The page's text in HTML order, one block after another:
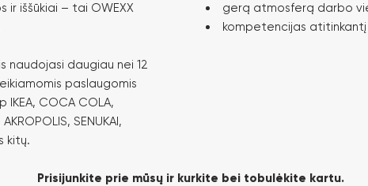
ir iššūkiai – tai OWEXX
naudojasi daugiau nei 12
paslaugomis
COCA COLA,
SENUKAI,
kitų.
gerą atmosferą darbo
kompetencijas
Prisijunkite prie mūsų ir kurkite bei tobulėkite kartu.